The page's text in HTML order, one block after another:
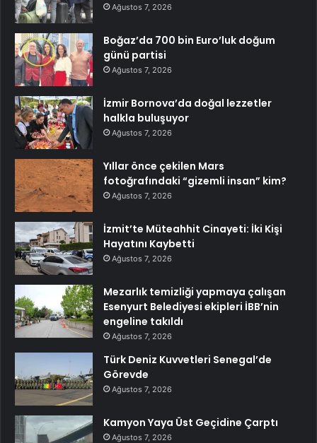
Ağustos 7, 2026
Boğaz’da 700 bin Euro’luk doğum
günü partisi
Ağustos 7, 2026
İzmir Bornova’da doğal lezzetler
halkla buluşuyor
Ağustos 7, 2026
Yıllar önce çekilen Mars
fotoğrafındaki “gizemli insan” kim?
Ağustos 7, 2026
İzmit’te Müteahhit Cinayeti: İki Kişi
Hayatını Kaybetti
Ağustos 7, 2026
Mezarlık temizliği yapmaya çalışan
Esenyurt Belediyesi ekipleri İBB’nin
engeline takıldı
Ağustos 7, 2026
Türk Deniz Kuvvetleri Senegal’de
Görevde
Ağustos 7, 2026
Kamyon Yaya Üst Geçidine Çarptı
Ağustos 7, 2026